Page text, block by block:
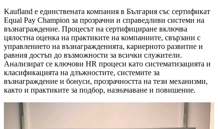
Kaufland е единствената компания в България със сертификат
Equal Pay Champion за прозрачни и справедливи системи на
възнаграждение. Процесът на сертифициране включва
цялостна оценка на практиките на компаниите, свързани с
управлението на възнагражденията, кариерното развитие и
равния достъп до възможности за всички служители.
Анализират се ключови HR процеси като систематизацията и
класификацията на длъжностите, системите за
възнаграждение и бонуси, прозрачността на тези механизми,
както и практиките за подбор, назначаване и повишение.